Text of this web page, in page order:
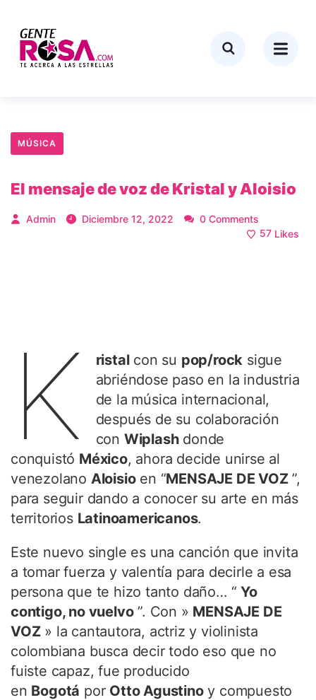
MÚSICA
El mensaje de voz de Kristal y Aloisio
Admin Diciembre 12, 2022
0 Comments
57 Likes
K ristalcon su pop/rock sigue
abriéndose paso en la industria
de la música internacional,
después de su colaboración
con Wiplashdonde
conquistó México, ahora decide unirse al
venezolano Aloisioen “MENSAJE DE VOZ”,
para seguir dando a conocer su arte en más
territorios Latinoamericanos.
Este nuevo single es una canción que invita
a tomar fuerza y ​​valentía para decirle a esa
persona que te hizo tanto daño… “Yo
contigo, no vuelvo”. Con » MENSAJE DE
VOZ» la cantautora, actriz y violinista
colombiana busca decir todo eso que no
fuiste capaz, fue producido
en Bogotá por Otto Agustinoy compuesto